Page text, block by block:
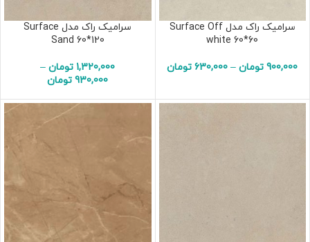
سرامیک راک مدل Surface Off
white 60*60
900,000 تومان –
630,000 تومان
سرامیک راک مدل Surface
Sand 60*120
1,320,000 تومان –
930,000 تومان